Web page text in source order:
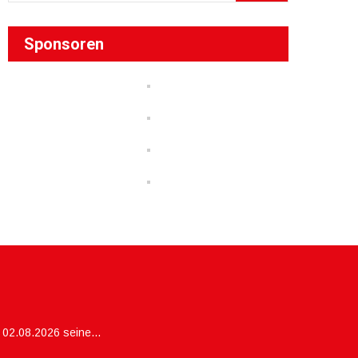
Sponsoren
02.08.2026 seine…